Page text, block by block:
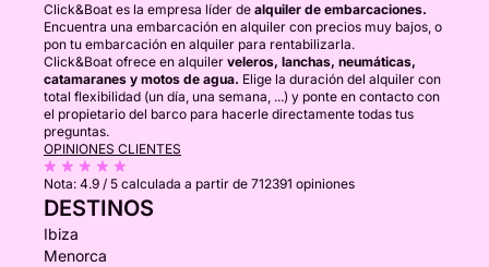
Click&Boat es la empresa líder de alquiler de embarcaciones.
Encuentra una embarcación en alquiler con precios muy bajos, o
pon tu embarcación en alquiler para rentabilizarla.
Click&Boat ofrece en alquiler veleros, lanchas, neumáticas,
catamaranes y motos de agua. Elige la duración del alquiler con
total flexibilidad (un día, una semana, ...) y ponte en contacto con
el propietario del barco para hacerle directamente todas tus
preguntas.
OPINIONES CLIENTES
Nota: 4.9 / 5 calculada a partir de 712391 opiniones
DESTINOS
Ibiza
Menorca